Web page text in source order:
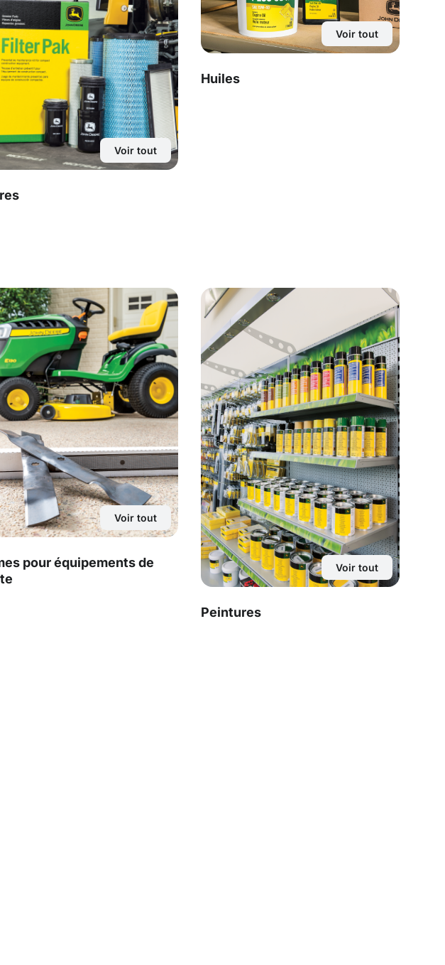
Voir tout
Voir tout
Huiles
Voir tout
pour équipements de
Voir tout
Peintures